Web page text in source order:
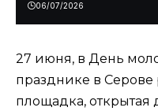
06/07/2026
27 июня, в День
празднике в Серове
площадка, открытая